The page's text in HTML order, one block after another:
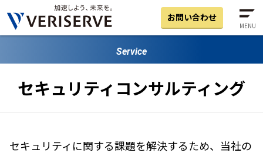
お問い合わせ
MENU
Service
セキュリティコンサルティング
セキュリティに関する課題を解決するため、当社の